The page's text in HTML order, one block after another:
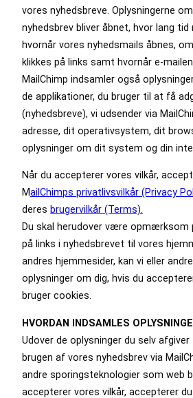
vores nyhedsbreve. Oplysningerne
nyhedsbrev bliver åbnet, hvor lang tid
hvornår vores nyhedsmails åbnes,
klikkes på links samt hvornår e-
MailChimp indsamler også
de applikationer, du bruger til at få
(nyhedsbreve), vi udsender via
adresse, dit operativsystem, dit
oplysninger om dit system og din
Når du accepterer vores vilkår,
MailChimps privatlivsvilkår (Privacy
deres brugervilkår (Terms).
Du skal herudover være opmærksom
på links i nyhedsbrevet til vores
andres hjemmesider, kan vi eller
oplysninger om dig, hvis du
bruger cookies.
HVORDAN INDSAMLES
Udover de oplysninger du selv
brugen af vores nyhedsbrev via
andre sporingsteknologier som web
accepterer vores vilkår, accepterer